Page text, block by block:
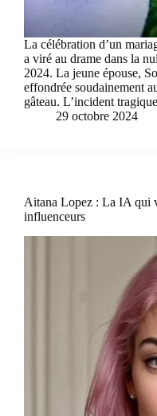
La célébration d’un
a viré au drame dans la
2024. La jeune épouse,
effondrée soudainement
gâteau. L’incident
29 octobre 2024
Aitana Lopez : La IA qui
influenceurs